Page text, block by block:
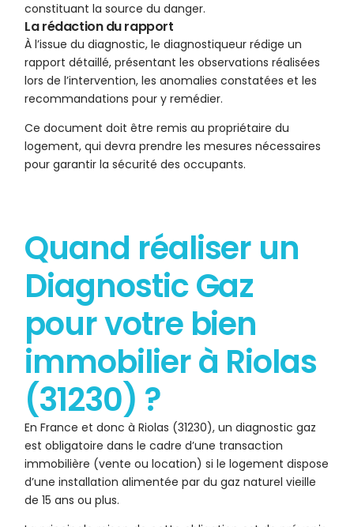
constituant la source du danger.
La rédaction du rapport
À l’issue du diagnostic, le diagnostiqueur rédige un
rapport détaillé, présentant les observations réalisées
lors de l’intervention, les anomalies constatées et les
recommandations pour y remédier.
Ce document doit être remis au propriétaire du
logement, qui devra prendre les mesures nécessaires
pour garantir la sécurité des occupants.
Quand réaliser un
Diagnostic Gaz
pour votre bien
immobilier à Riolas
(31230) ?
En France et donc à Riolas (31230), un diagnostic gaz
est obligatoire dans le cadre d’une transaction
immobilière (vente ou location) si le logement dispose
d’une installation alimentée par du gaz naturel vieille
de 15 ans ou plus.